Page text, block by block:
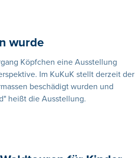
wurde
Köpfchen eine Ausstellung
Im KuKuK stellt derzeit der
beschädigt wurden und
heißt die Ausstellung.